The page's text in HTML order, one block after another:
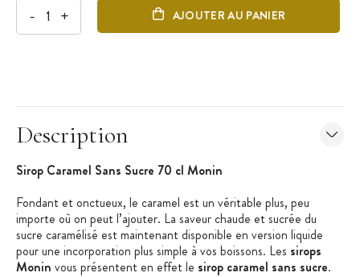
- + AJOUTER AU PANIER
Description
Sirop Caramel Sans Sucre 70 cl Monin
Fondant et onctueux, le caramel est un véritable plus, peu
importe où on peut l’ajouter. La saveur chaude et sucrée du
sucre caramélisé est maintenant disponible en version liquide
pour une incorporation plus simple à vos boissons. Les sirops
Monin vous présentent en effet le sirop caramel sans sucre.